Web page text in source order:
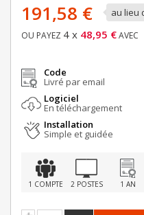
191,58 € au lieu
OU PAYEZ 4 x 48,95 €AVEC
Code
Livré par email
Logiciel
En téléchargement
Installation
Simple et guidée
1 COMPTE 2 POSTES 1 AN